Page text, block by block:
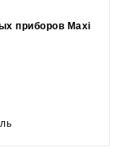
приборов Maxi